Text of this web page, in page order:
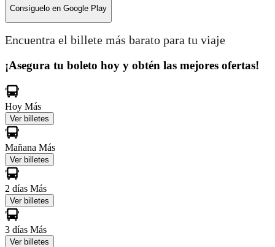
Consíguelo en Google Play
Encuentra el billete más barato para tu viaje
¡Asegura tu boleto hoy y obtén las mejores ofertas!
Hoy Más
Ver billetes
Mañana Más
Ver billetes
2 días Más
Ver billetes
3 días Más
Ver billetes